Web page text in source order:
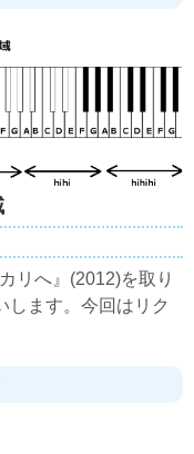
リへ』(2012)を取り
します。今回はリク